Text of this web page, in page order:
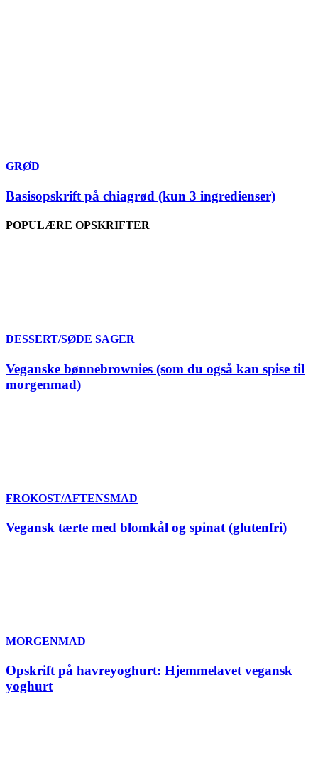
GRØD
Basisopskrift på chiagrød (kun 3 ingredienser)
POPULÆRE OPSKRIFTER
DESSERT/SØDE SAGER
Veganske bønnebrownies (som du også kan spise til
morgenmad)
FROKOST/AFTENSMAD
Vegansk tærte med blomkål og spinat (glutenfri)
MORGENMAD
Opskrift på havreyoghurt: Hjemmelavet vegansk
yoghurt